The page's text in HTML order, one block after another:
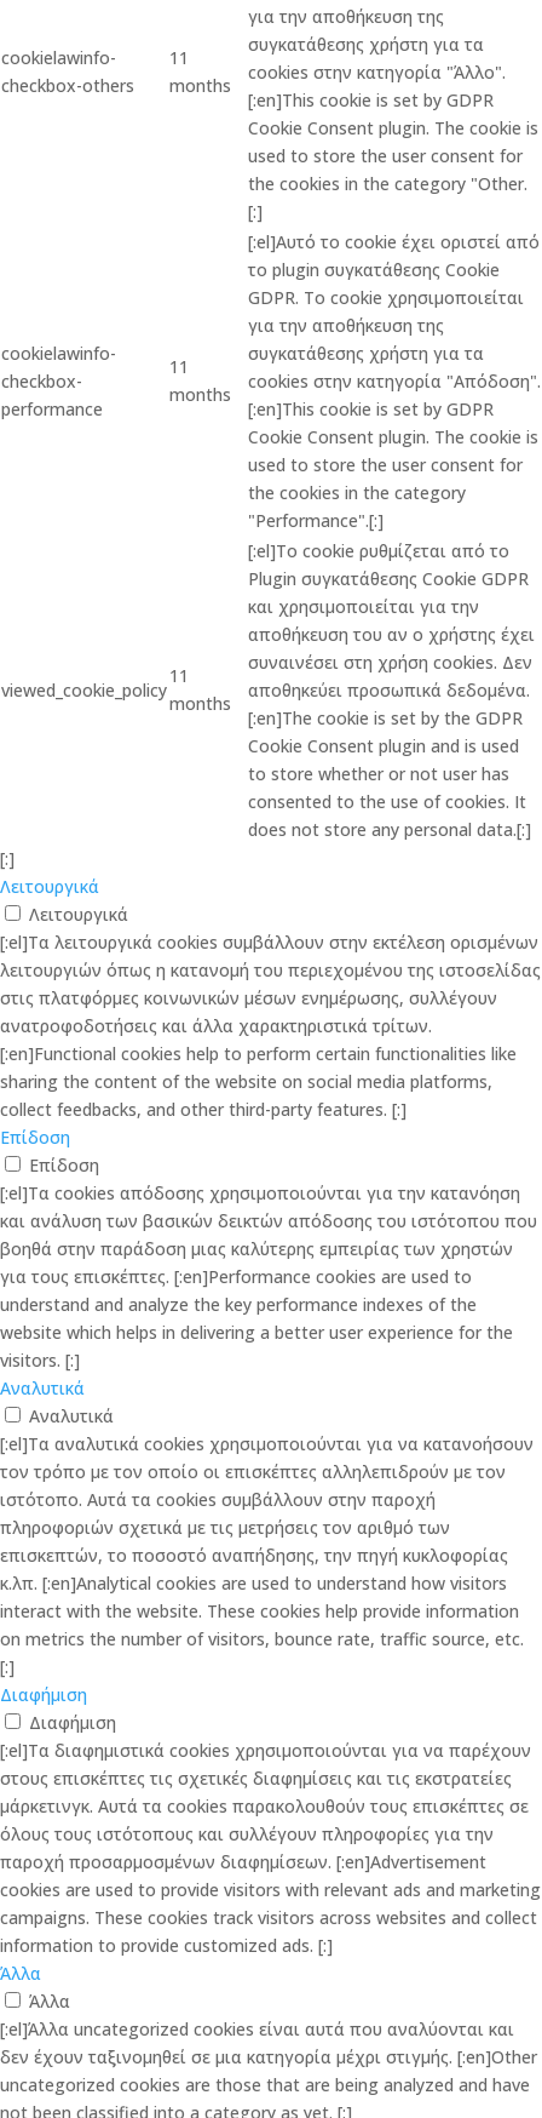
cookielawinfo-
checkbox-others
11
months
για την αποθήκευση της
συγκατάθεσης χρήστη για τα
cookies στην κατηγορία "Άλλο".
[:en]This cookie is set by GDPR
Cookie Consent plugin. The cookie is
used to store the user consent for
the cookies in the category "Other.
[:]
cookielawinfo-
checkbox-
performance
11
months
[:el]Αυτό το cookie έχει οριστεί από
το plugin συγκατάθεσης Cookie
GDPR. Το cookie χρησιμοποιείται
για την αποθήκευση της
συγκατάθεσης χρήστη για τα
cookies στην κατηγορία "Απόδοση".
[:en]This cookie is set by GDPR
Cookie Consent plugin. The cookie is
used to store the user consent for
the cookies in the category
"Performance".[:]
viewed_cookie_policy
11
months
[:el]Το cookie ρυθμίζεται από το
Plugin συγκατάθεσης Cookie GDPR
και χρησιμοποιείται για την
αποθήκευση του αν ο χρήστης έχει
συναινέσει στη χρήση cookies. Δεν
αποθηκεύει προσωπικά δεδομένα.
[:en]The cookie is set by the GDPR
Cookie Consent plugin and is used
to store whether or not user has
consented to the use of cookies. It
does not store any personal data.[:]
[:]
Λειτουργικά
Λειτουργικά
[:el]Τα λειτουργικά cookies συμβάλλουν στην εκτέλεση ορισμένων
λειτουργιών όπως η κατανομή του περιεχομένου της ιστοσελίδας
στις πλατφόρμες κοινωνικών μέσων ενημέρωσης, συλλέγουν
ανατροφοδοτήσεις και άλλα χαρακτηριστικά τρίτων.
[:en]Functional cookies help to perform certain functionalities like
sharing the content of the website on social media platforms,
collect feedbacks, and other third-party features. [:]
Επίδοση
Επίδοση
[:el]Τα cookies απόδοσης χρησιμοποιούνται για την κατανόηση
και ανάλυση των βασικών δεικτών απόδοσης του ιστότοπου που
βοηθά στην παράδοση μιας καλύτερης εμπειρίας των χρηστών
για τους επισκέπτες. [:en]Performance cookies are used to
understand and analyze the key performance indexes of the
website which helps in delivering a better user experience for the
visitors. [:]
Αναλυτικά
Αναλυτικά
[:el]Τα αναλυτικά cookies χρησιμοποιούνται για να κατανοήσουν
τον τρόπο με τον οποίο οι επισκέπτες αλληλεπιδρούν με τον
ιστότοπο. Αυτά τα cookies συμβάλλουν στην παροχή
πληροφοριών σχετικά με τις μετρήσεις τον αριθμό των
επισκεπτών, το ποσοστό αναπήδησης, την πηγή κυκλοφορίας
κ.λπ. [:en]Analytical cookies are used to understand how visitors
interact with the website. These cookies help provide information
on metrics the number of visitors, bounce rate, traffic source, etc.
[:]
Διαφήμιση
Διαφήμιση
[:el]Τα διαφημιστικά cookies χρησιμοποιούνται για να παρέχουν
στους επισκέπτες τις σχετικές διαφημίσεις και τις εκστρατείες
μάρκετινγκ. Αυτά τα cookies παρακολουθούν τους επισκέπτες σε
όλους τους ιστότοπους και συλλέγουν πληροφορίες για την
παροχή προσαρμοσμένων διαφημίσεων. [:en]Advertisement
cookies are used to provide visitors with relevant ads and marketing
campaigns. These cookies track visitors across websites and collect
information to provide customized ads. [:]
Άλλα
Άλλα
[:el]Άλλα uncategorized cookies είναι αυτά που αναλύονται και
δεν έχουν ταξινομηθεί σε μια κατηγορία μέχρι στιγμής. [:en]Other
uncategorized cookies are those that are being analyzed and have
not been classified into a category as yet. [:]